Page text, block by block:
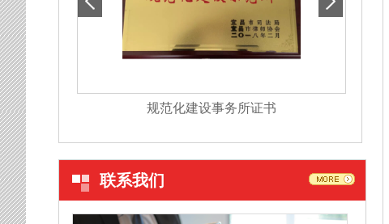
规范化建设事务所证书
联系我们